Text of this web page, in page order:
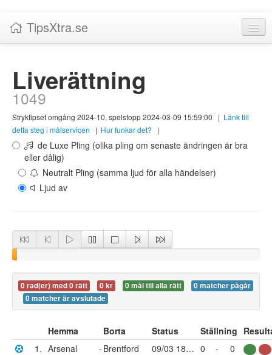
TipsXtra.se
Tabeller
Livescore!
Tipsförslag
Statistik
Liverättning
Om TipsXtra.se
Liverättning
1049
Stryktipset omgång 2024-10, spelstopp 2024-03-09 15:59:00 | Länk till
detta steg i målservicen
| Hur funkar det? |
de Luxe Pling (olika pling om senaste ändringen är bra
eller dålig)
Neutralt Pling (samma ljud för alla händelser)
Ljud av
0 rad(er) med 0 rätt 0 kr 0 mål till alla rätt
0 matcher pågår
0 matcher är avslutade
Hemma Borta Status Ställning
1. Arsenal -Brentford 09/03 18:30 0 -
0